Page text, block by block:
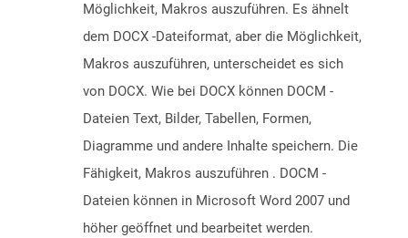
Möglichkeit, Makros auszuführen. Es ähnelt
dem DOCX -Dateiformat, aber die Möglichkeit,
Makros auszuführen, unterscheidet es sich
von DOCX. Wie bei DOCX können DOCM -
Dateien Text, Bilder, Tabellen, Formen,
Diagramme und andere Inhalte speichern. Die
Fähigkeit, Makros auszuführen . DOCM -
Dateien können in Microsoft Word 2007 und
höher geöffnet und bearbeitet werden.